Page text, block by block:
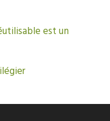
est un